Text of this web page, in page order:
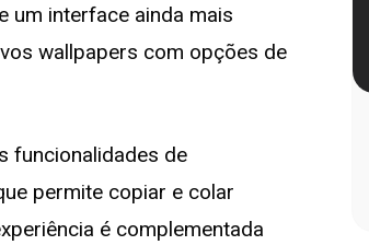
um interface ainda mais
wallpapers com opções de
funcionalidades de
permite copiar e colar
é complementada